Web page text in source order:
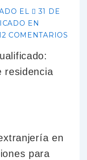
EL
31 DE
EN
COMENTARIOS
en
para